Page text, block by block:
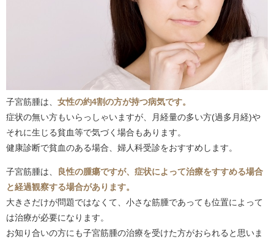
子宮筋腫は、 女性の約4割の方が持つ病気です。
症状の無い方もいらっしゃいますが、月経量の多い方(過多月経)や
それに生じる貧血等で気づく場合もあります。
健康診断で貧血のある場合、婦人科受診をおすすめします。
子宮筋腫は、
良性の腫瘍ですが、症状によって治療をすすめる場合
と経過観察する場合があります。
大きさだけが問題ではなくて、小さな筋腫であっても位置によって
は治療が必要になります。
お知り合いの方にも子宮筋腫の治療を受けた方がおられると思いま